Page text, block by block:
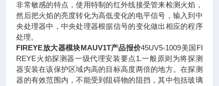
非常敏感的特点，使用特制的红外线接受管来检测火焰，
然后把火焰的亮度转化为高低变化的电平信号，输入到中
央处理器中，中央处理器根据信号的变化做出相应的程序
处理。
FIREYE放大器模块MAUV1T产品报价45UV5-1009美国FI
REYE火焰探测器一级代理安装要点1.一般原则为将探测
器安装在该保护区域内高的目标高度两倍的地方。在探测
器的有效范围内，不能受到阻碍物的阻挡，其中包括玻璃